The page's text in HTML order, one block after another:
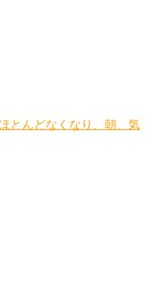
とんどなくなり、朝、気